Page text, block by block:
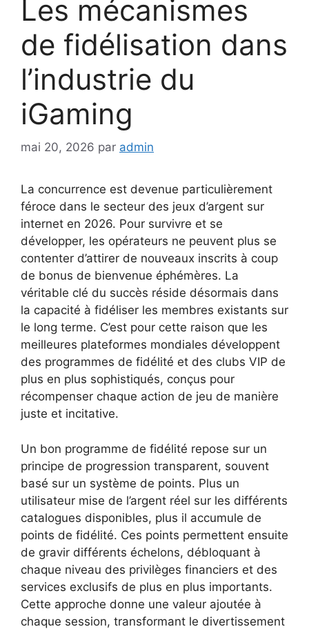
Les mécanismes
de fidélisation dans
l’industrie du
iGaming
mai 20, 2026 par admin
La concurrence est devenue particulièrement
féroce dans le secteur des jeux d’argent sur
internet en 2026. Pour survivre et se
développer, les opérateurs ne peuvent plus se
contenter d’attirer de nouveaux inscrits à coup
de bonus de bienvenue éphémères. La
véritable clé du succès réside désormais dans
la capacité à fidéliser les membres existants sur
le long terme. C’est pour cette raison que les
meilleures plateformes mondiales développent
des programmes de fidélité et des clubs VIP de
plus en plus sophistiqués, conçus pour
récompenser chaque action de jeu de manière
juste et incitative.
Un bon programme de fidélité repose sur un
principe de progression transparent, souvent
basé sur un système de points. Plus un
utilisateur mise de l’argent réel sur les différents
catalogues disponibles, plus il accumule de
points de fidélité. Ces points permettent ensuite
de gravir différents échelons, débloquant à
chaque niveau des privilèges financiers et des
services exclusifs de plus en plus importants.
Cette approche donne une valeur ajoutée à
chaque session, transformant le divertissement